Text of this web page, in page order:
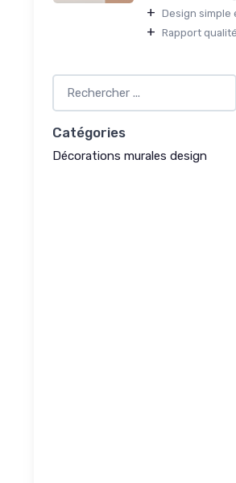
+ Design simple
+ Rapport
Catégories
Décorations murales design